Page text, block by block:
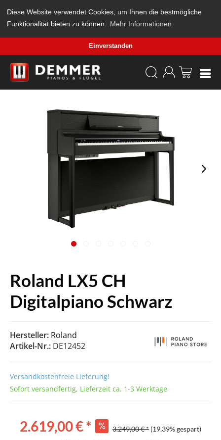
Diese Website verwendet Cookies, um Ihnen die bestmögliche
Funktionalität bieten zu können.
Mehr Informationen
Einverstanden
Roland LX5 CH
Digitalpiano Schwarz
Hersteller: Roland
Artikel-Nr.: DE12452
Versandkostenfreie Lieferung!
Sofort versandfertig, Lieferzeit ca. 1-3 Werktage
2.619,00 € * 3.249,00 € * (19,39% gespart)